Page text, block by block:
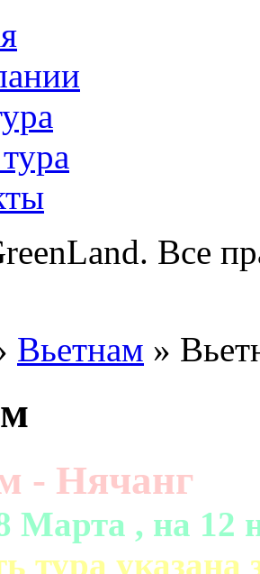
Все
Вьетнам »
- Нячанг
Марта , на 12
тура указана